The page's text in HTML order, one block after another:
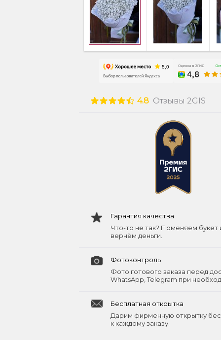
4.8 Отзывы 2GIS
Гарантия качества
Что-то не так? Поменяем букет
вернём деньги.
Фотоконтроль
Фото готового заказа перед
WhatsApp, Telegram при
Бесплатная открытка
Дарим фирменную открытку
к каждому заказу.